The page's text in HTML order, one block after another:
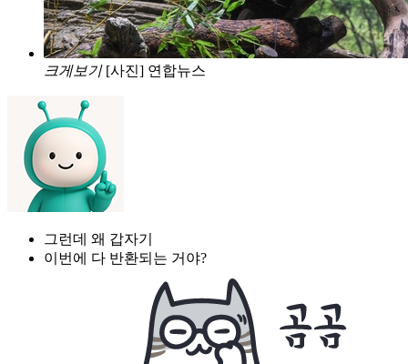
크게보기 [사진] 연합뉴스
그런데 왜 갑자기
이번에 다 반환되는 거야?